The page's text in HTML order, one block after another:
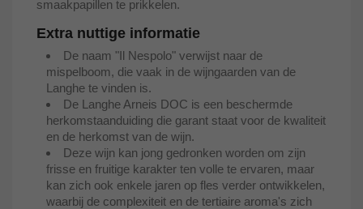
smaakpapillen te prikkelen.
Extra nuttige informatie
De naam "Il Nespolo" verwijst naar de
mispelboom, die vaak in de wijngaarden van de
Langhe te vinden is.
De Langhe Arneis DOC is een beschermde
herkomstaanduiding die garant staat voor de kwaliteit
en de herkomst van de wijn.
Deze wijn kan jong gedronken worden om zijn
frisse en fruitige karakter ten volle te ervaren, maar
kan zich ook enkele jaren op fles verder ontwikkelen,
waarbij de complexiteit en de tertiaire aroma's zich